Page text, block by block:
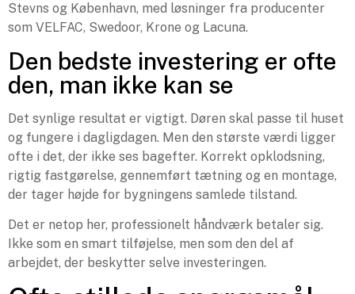
Stevns og København, med løsninger fra producenter
som VELFAC, Swedoor, Krone og Lacuna.
Den bedste investering er ofte
den, man ikke kan se
Det synlige resultat er vigtigt. Døren skal passe til huset
og fungere i dagligdagen. Men den største værdi ligger
ofte i det, der ikke ses bagefter. Korrekt opklodsning,
rigtig fastgørelse, gennemført tætning og en montage,
der tager højde for bygningens samlede tilstand.
Det er netop her, professionelt håndværk betaler sig.
Ikke som en smart tilføjelse, men som den del af
arbejdet, der beskytter selve investeringen.